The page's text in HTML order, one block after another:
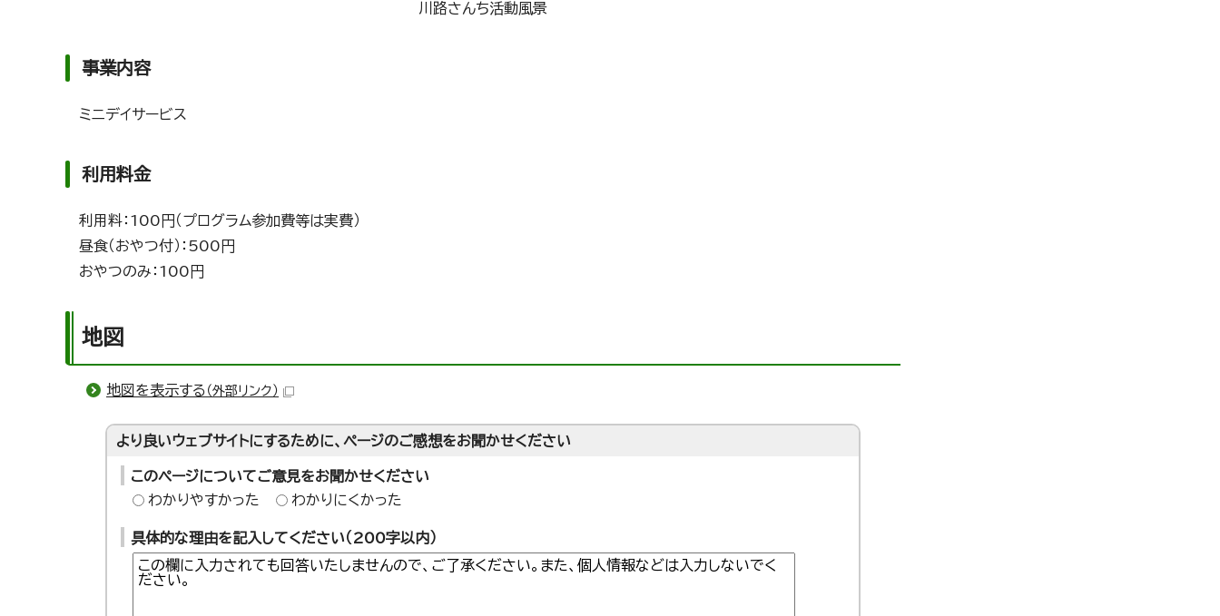
川路さんち活動風景
事業内容
ミニデイサービス
利用料金
利用料：100円（プログラム参加費等は実費）
昼食（おやつ付）：500円
おやつのみ：100円
地図
地図を表示する （外部リンク）
より良いウェブサイトにするために、ページのご感想をお聞かせください
このページについてご意見をお聞かせください
わかりやすかった
わかりにくかった
具体的な理由を記入してください（200字以内）